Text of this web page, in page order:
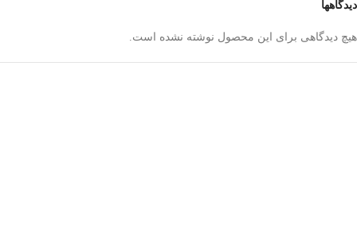
دیدگاهها
هیچ دیدگاهی برای این محصول نوشته نشده است.